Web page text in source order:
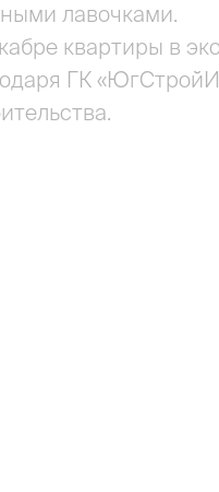
лавочками.
квартиры в
ГК